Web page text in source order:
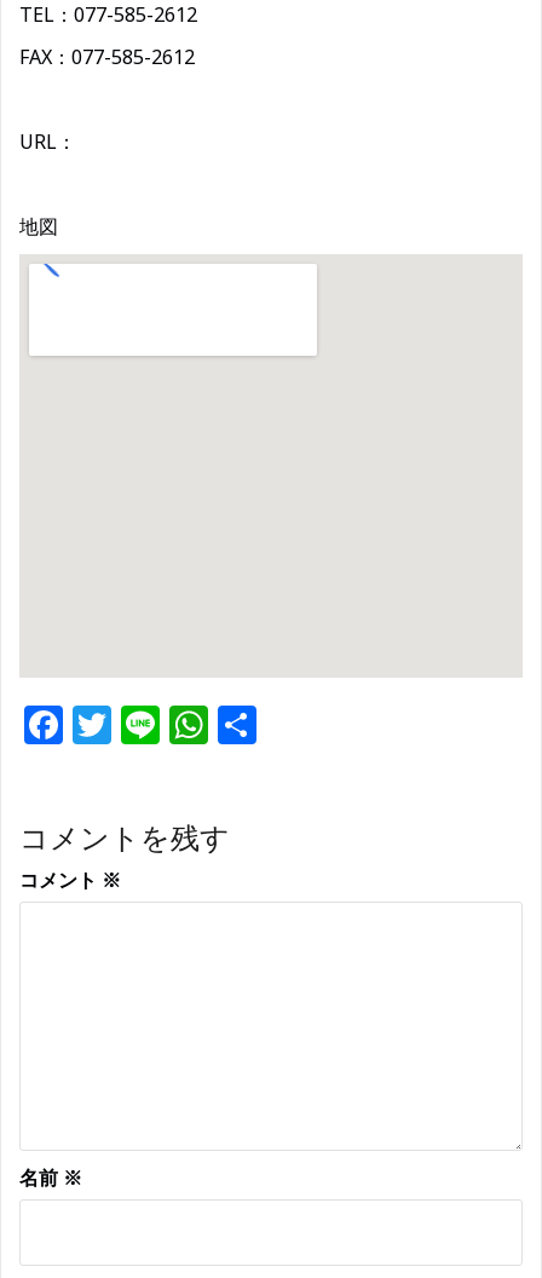
TEL：077-585-2612
FAX：077-585-2612
URL：
地図
F
b
o
o
T
er
Li W
s
p
コメントを残す
コメント ※
名前 ※